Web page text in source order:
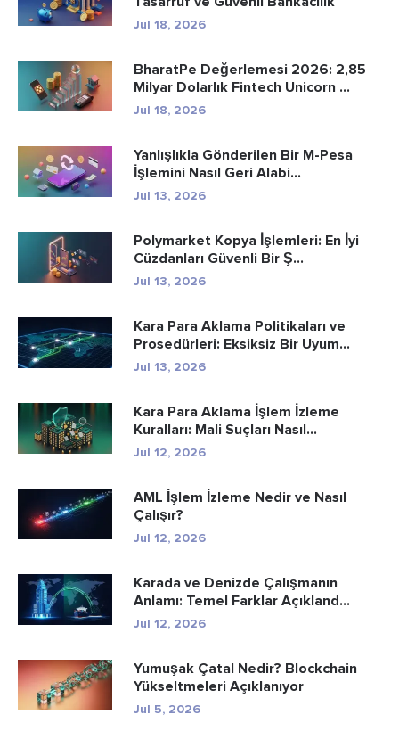
Jul 18, 2026
BharatPe Değerlemesi 2026: 2,85
Milyar Dolarlık Fintech Unicorn ...
Jul 18, 2026
Yanlışlıkla Gönderilen Bir M-Pesa
İşlemini Nasıl Geri Alabi...
Jul 13, 2026
Polymarket Kopya İşlemleri: En İyi
Cüzdanları Güvenli Bir Ş...
Jul 13, 2026
Kara Para Aklama Politikaları ve
Prosedürleri: Eksiksiz Bir Uyum...
Jul 13, 2026
Kara Para Aklama İşlem İzleme
Kuralları: Mali Suçları Nasıl...
Jul 12, 2026
AML İşlem İzleme Nedir ve Nasıl
Çalışır?
Jul 12, 2026
Karada ve Denizde Çalışmanın
Anlamı: Temel Farklar Açıkland...
Jul 12, 2026
Yumuşak Çatal Nedir? Blockchain
Yükseltmeleri Açıklanıyor
Jul 5, 2026